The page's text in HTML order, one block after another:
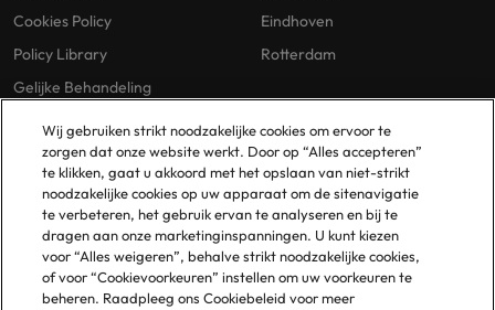
Cookies Policy
Policy Library
Gelijke Behandeling
Eindhoven
Rotterdam
© 2025 Robert Walters Plc. All Rights Reserved.
Wij gebruiken strikt noodzakelijke cookies om ervoor te
zorgen dat onze website werkt. Door op “Alles accepteren”
te klikken, gaat u akkoord met het opslaan van niet-strikt
noodzakelijke cookies op uw apparaat om de sitenavigatie
te verbeteren, het gebruik ervan te analyseren en bij te
dragen aan onze marketinginspanningen. U kunt kiezen
voor “Alles weigeren”, behalve strikt noodzakelijke cookies,
of voor “Cookievoorkeuren” instellen om uw voorkeuren te
beheren. Raadpleeg ons Cookiebeleid voor meer